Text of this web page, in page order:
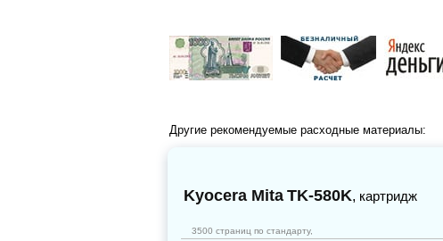
Другие рекомендуемые расходные материалы:
Kyocera Mita TK-580K, картридж
3500 страниц по стандарту,